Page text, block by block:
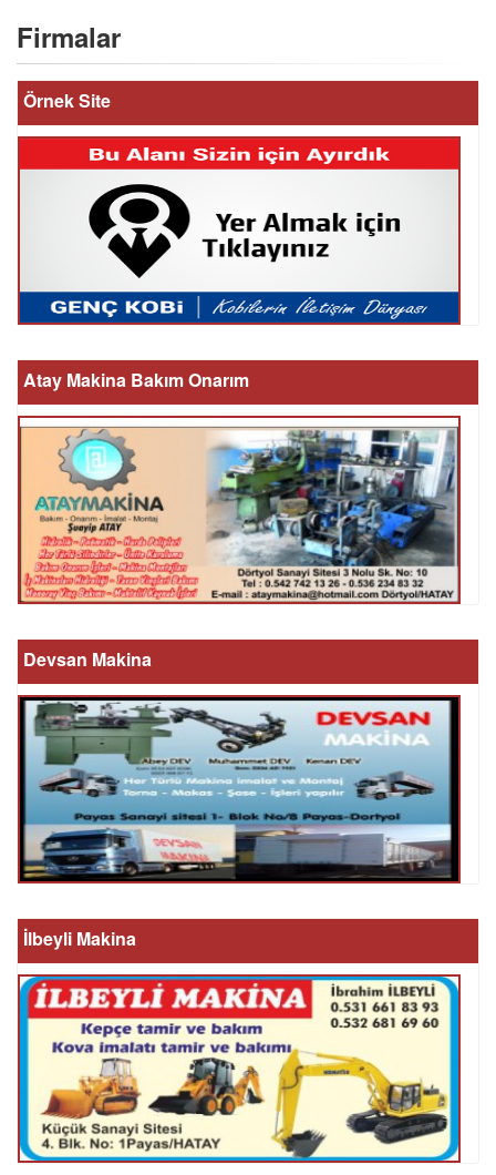
Firmalar
Örnek Site
Atay Makina Bakım Onarım
Devsan Makina
İlbeyli Makina